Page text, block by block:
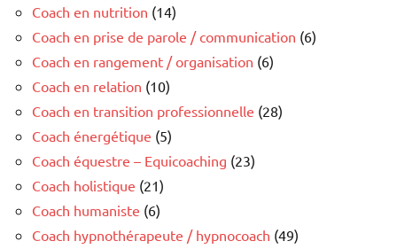
Coach en nutrition (14)
Coach en prise de parole / communication (6)
Coach en rangement / organisation (6)
Coach en relation (10)
Coach en transition professionnelle (28)
Coach énergétique (5)
Coach équestre – Equicoaching (23)
Coach holistique (21)
Coach humaniste (6)
Coach hypnothérapeute / hypnocoach (49)